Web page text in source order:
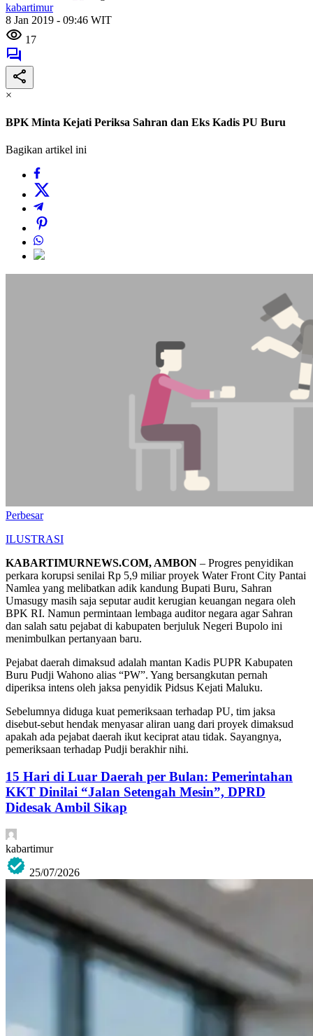
kabartimur
8 Jan 2019 - 09:46 WIT
17
×
BPK Minta Kejati Periksa Sahran dan Eks Kadis PU Buru
Bagikan artikel ini
Perbesar
ILUSTRASI
KABARTIMURNEWS.COM, AMBON – Progres penyidikan
perkara korupsi senilai Rp 5,9 miliar proyek Water Front City Pantai
Namlea yang melibatkan adik kandung Bupati Buru, Sahran
Umasugy masih saja seputar audit kerugian keuangan negara oleh
BPK RI. Namun permintaan lembaga auditor negara agar Sahran
dan salah satu pejabat di kabupaten berjuluk Negeri Bupolo ini
menimbulkan pertanyaan baru.
Pejabat daerah dimaksud adalah mantan Kadis PUPR Kabupaten
Buru Pudji Wahono alias “PW”. Yang bersangkutan pernah
diperiksa intens oleh jaksa penyidik Pidsus Kejati Maluku.
Sebelumnya diduga kuat pemeriksaan terhadap PU, tim jaksa
disebut-sebut hendak menyasar aliran uang dari proyek dimaksud
apakah ada pejabat daerah ikut keciprat atau tidak. Sayangnya,
pemeriksaan terhadap Pudji berakhir nihi.
15 Hari di Luar Daerah per Bulan: Pemerintahan
KKT Dinilai “Jalan Setengah Mesin”, DPRD
Didesak Ambil Sikap
kabartimur
25/07/2026